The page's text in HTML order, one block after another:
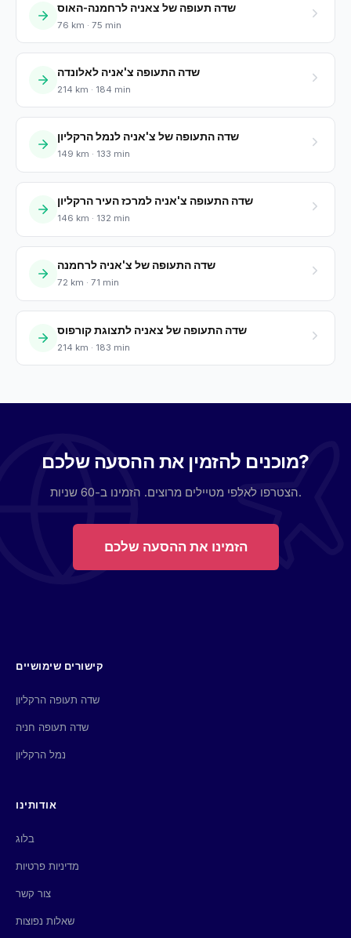
שדה תעופה של צאניה לרחמנה-האוס
76 km · 75 min
שדה התעופה צ'אניה לאלונדה
214 km · 184 min
שדה התעופה של צ'אניה לנמל הרקליון
149 km · 133 min
שדה התעופה צ'אניה למרכז העיר הרקליון
146 km · 132 min
שדה התעופה של צ'אניה לרחמנה
72 km · 71 min
שדה התעופה של צאניה לתצוגת קורפוס
214 km · 183 min
מוכנים להזמין את ההסעה שלכם?
הצטרפו לאלפי מטיילים מרוצים. הזמינו ב-60 שניות.
הזמינו את ההסעה שלכם
קישורים שימושיים
שדה תעופה הרקליון
שדה תעופה חניה
נמל הרקליון
אודותינו
בלוג
מדיניות פרטיות
צור קשר
שאלות נפוצות